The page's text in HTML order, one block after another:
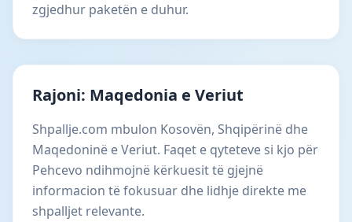
zgjedhur paketën e duhur.
Rajoni: Maqedonia e Veriut
Shpallje.com mbulon Kosovën, Shqipërinë dhe
Maqedoninë e Veriut. Faqet e qyteteve si kjo për
Pehcevo ndihmojnë kërkuesit të gjejnë
informacion të fokusuar dhe lidhje direkte me
shpalljet relevante.